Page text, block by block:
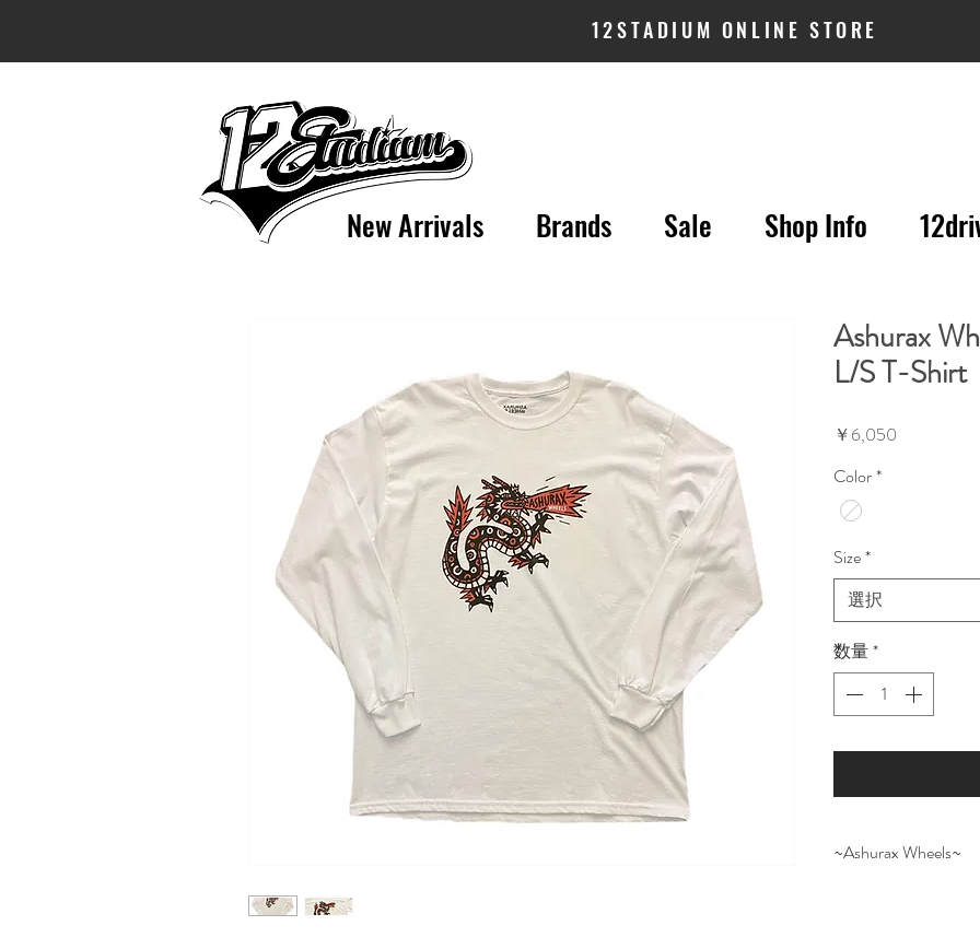
12STADIUM ONLINE STORE
New Arrivals Brands Sale Shop Info
Ashurax
L/S T-Shirt
￥6,050
Color*
Size*
選択
数量*
~Ashurax Wheels~